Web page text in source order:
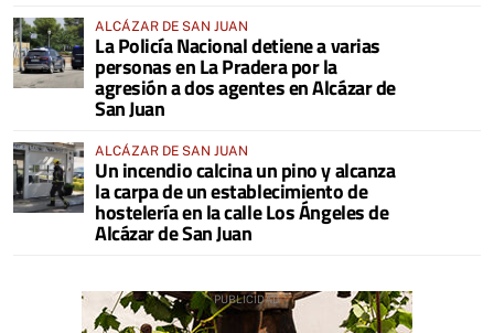
ALCÁZAR DE SAN JUAN
La Policía Nacional detiene a varias
personas en La Pradera por la
agresión a dos agentes en Alcázar de
San Juan
ALCÁZAR DE SAN JUAN
Un incendio calcina un pino y alcanza
la carpa de un establecimiento de
hostelería en la calle Los Ángeles de
Alcázar de San Juan